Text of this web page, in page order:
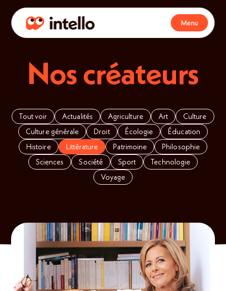
Menu
Nos créateurs
Tout voir Actualités Agriculture Art
Culture
Culture générale
Droit Écologie
Éducation
Histoire
Littérature Patrimoine
Philosophie
Sciences
Société Sport
Technologie
Voyage